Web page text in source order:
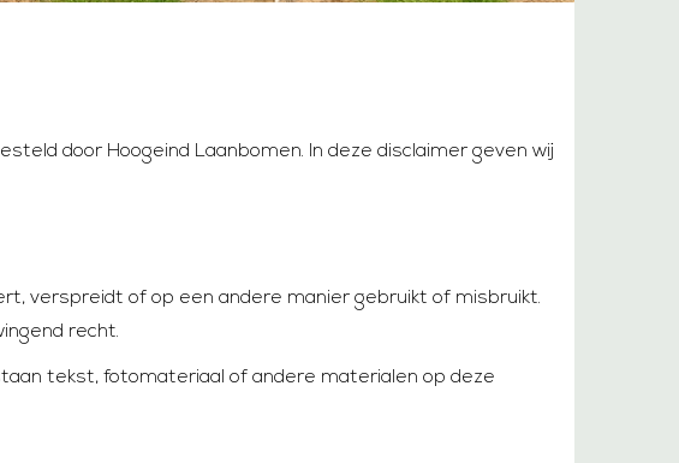
door Hoogeind Laanbomen. In deze disclaimer geven wij
verspreidt of op een andere manier gebruikt of misbruikt.
recht.
tekst, fotomateriaal of andere materialen op deze